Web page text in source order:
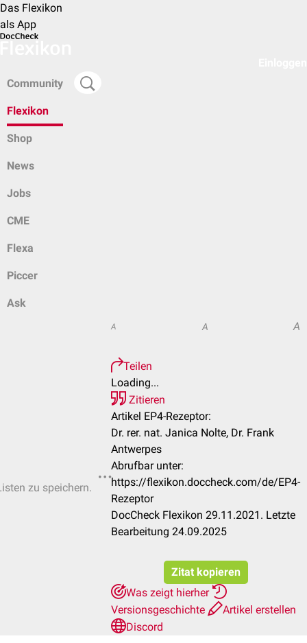
Das Flexikon
als App
Community
Flexikon
Shop
News
Jobs
CME
Flexa
Piccer
Ask
zu speichern.
A A A
Teilen
Loading...
Zitieren
Artikel EP4-Rezeptor:
Dr. rer. nat. Janica Nolte, Dr. Frank
Antwerpes
Abrufbar unter:
https://flexikon.doccheck.com/de/EP4-
Rezeptor
DocCheck Flexikon 29.11.2021. Letzte
Bearbeitung 24.09.2025
Zitat kopieren
Was zeigt hierher
Versionsgeschichte
Artikel erstellen
Discord